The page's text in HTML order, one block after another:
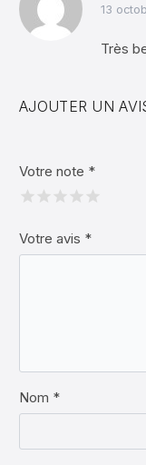
13
Très
AJOUTER UN
Votre note *
Votre avis *
Nom *